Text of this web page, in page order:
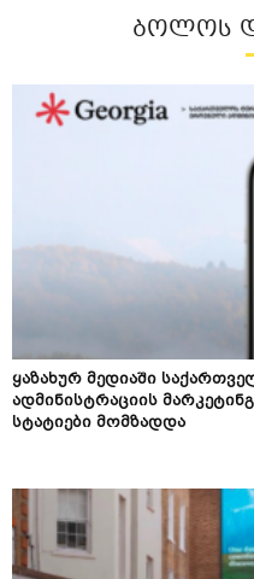
ᲑᲝᲚᲝᲡ
ყაზახურ მედიაში
ადმინისტრაციის
სტატიები მომზადდა